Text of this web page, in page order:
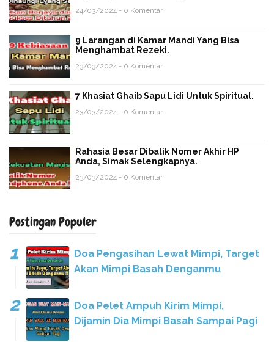
24/03/2024 - 0 Komentar
9 Larangan di Kamar Mandi Yang Bisa
Menghambat Rezeki.
23/03/2024 - 0 Komentar
7 Khasiat Ghaib Sapu Lidi Untuk Spiritual.
23/03/2024 - 0 Komentar
Rahasia Besar Dibalik Nomer Akhir HP
Anda, Simak Selengkapnya.
23/03/2024 - 0 Komentar
Postingan Populer
Doa Pengasihan Lewat Mimpi, Target
Akan Mimpi Basah Denganmu
Doa Pelet Ampuh Kirim Mimpi,
Dijamin Dia Mimpi Basah Sampai Pagi